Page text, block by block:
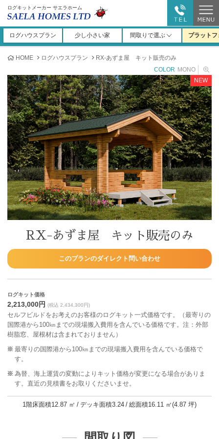
ログキットメーカー サエラホーム
ログハウスプラン 少し小さい家 間取りで選ぶ プラット
HOME ログハウスプラン
RX-あずま屋 キット販売のみ
COLOR MONO
NEW
RX-あずま屋 キット販売のみ
このプランのダイレクト問い合わせ
ログキット価格
2,213,000円 (税込 2,434,300円)
セルフビルドをお考えのお客様のログキット一式価格です。（最寄りの
国際港から100㎞までの現場搬入費用を含んでいる価格です。注：外部
樹脂窓、屋根材は含まれておりません）
最寄りの国際港から100㎞までの現場搬入費用を含んでいる価格で
す。
為替、海上運賃の変動によりキット価格が変更になる場合がありま
す。直近の見積書をお取りくださいませ。
1階床面積12.87 ㎡ デッキ面積3.24 総面積16.11 ㎡(4.87 坪)